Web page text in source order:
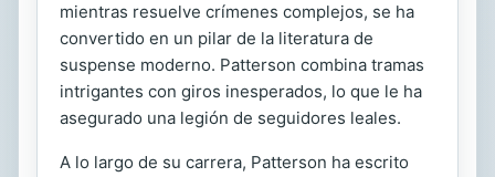
mientras resuelve crímenes complejos, se ha
convertido en un pilar de la literatura de
suspense moderno. Patterson combina tramas
intrigantes con giros inesperados, lo que le ha
asegurado una legión de seguidores leales.
A lo largo de su carrera, Patterson ha escrito